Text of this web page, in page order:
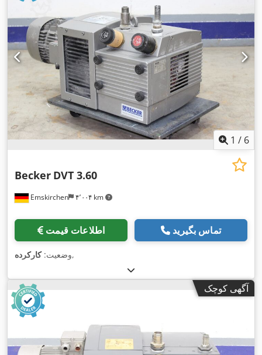
1 / 6
Emskirchen ۴٬۰۰۴ km
Becker DVT 3.60
اطلاعات قیمت تماس بگیرید
وضعیت:کارکرده ,
آگهی کوچک